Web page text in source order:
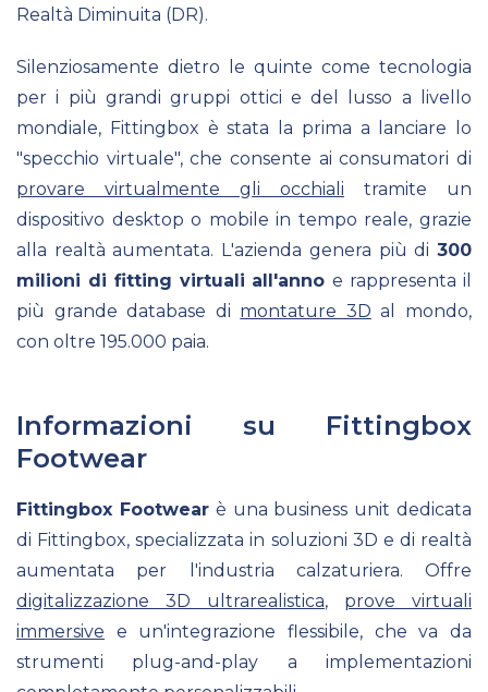
Realtà Diminuita (DR).
Silenziosamente dietro le quinte come tecnologia
per i più grandi gruppi ottici e del lusso a livello
mondiale, Fittingbox è stata la prima a lanciare lo
"specchio virtuale", che consente ai consumatori di
provare virtualmente gli occhiali tramite un
dispositivo desktop o mobile in tempo reale, grazie
alla realtà aumentata. L'azienda genera più di 300
milioni di fitting virtuali all'annoe rappresenta il
più grande database di montature 3D al mondo,
con oltre 195.000 paia.
Informazioni su Fittingbox
Footwear
Fittingbox Footwearè una business unit dedicata
di Fittingbox, specializzata in soluzioni 3D e di realtà
aumentata per l'industria calzaturiera. Offre
digitalizzazione 3D ultrarealistica, prove virtuali
immersive e un'integrazione flessibile, che va da
strumenti plug-and-play a implementazioni